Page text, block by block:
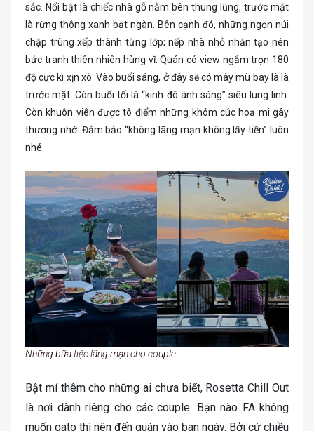
sắc. Nổi bật là chiếc nhà gỗ nằm bên thung lũng, trước mặt
là rừng thông xanh bạt ngàn. Bên cạnh đó, những ngọn núi
chập trùng xếp thành từng lớp; nếp nhà nhỏ nhắn tạo nên
bức tranh thiên nhiên hùng vĩ. Quán có view ngắm trọn 180
độ cực kì xịn xò. Vào buổi sáng, ở đây sẽ có mây mù bay là là
trước mặt. Còn buổi tối là “kinh đô ánh sáng” siêu lung linh.
Còn khuôn viên được tô điểm những khóm cúc hoạ mi gây
thương nhớ. Đảm bảo “không lãng mạn không lấy tiền” luôn
nhé.
Những bữa tiệc lãng mạn cho couple
Bật mí thêm cho những ai chưa biết, Rosetta Chill Out
là nơi dành riêng cho các couple. Bạn nào FA không
muốn gato thì nên đến quán vào ban ngày. Bởi cứ chiều